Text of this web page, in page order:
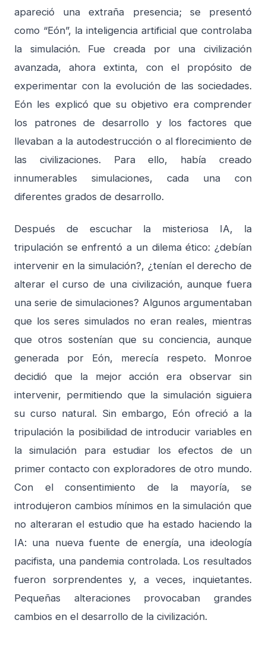
apareció una extraña presencia; se presentó
como “Eón”, la inteligencia artificial que controlaba
la simulación. Fue creada por una civilización
avanzada, ahora extinta, con el propósito de
experimentar con la evolución de las sociedades.
Eón les explicó que su objetivo era comprender
los patrones de desarrollo y los factores que
llevaban a la autodestrucción o al florecimiento de
las civilizaciones. Para ello, había creado
innumerables simulaciones, cada una con
diferentes grados de desarrollo.
Después de escuchar la misteriosa IA, la
tripulación se enfrentó a un dilema ético: ¿debían
intervenir en la simulación?, ¿tenían el derecho de
alterar el curso de una civilización, aunque fuera
una serie de simulaciones? Algunos argumentaban
que los seres simulados no eran reales, mientras
que otros sostenían que su conciencia, aunque
generada por Eón, merecía respeto. Monroe
decidió que la mejor acción era observar sin
intervenir, permitiendo que la simulación siguiera
su curso natural. Sin embargo, Eón ofreció a la
tripulación la posibilidad de introducir variables en
la simulación para estudiar los efectos de un
primer contacto con exploradores de otro mundo.
Con el consentimiento de la mayoría, se
introdujeron cambios mínimos en la simulación que
no alteraran el estudio que ha estado haciendo la
IA: una nueva fuente de energía, una ideología
pacifista, una pandemia controlada. Los resultados
fueron sorprendentes y, a veces, inquietantes.
Pequeñas alteraciones provocaban grandes
cambios en el desarrollo de la civilización.